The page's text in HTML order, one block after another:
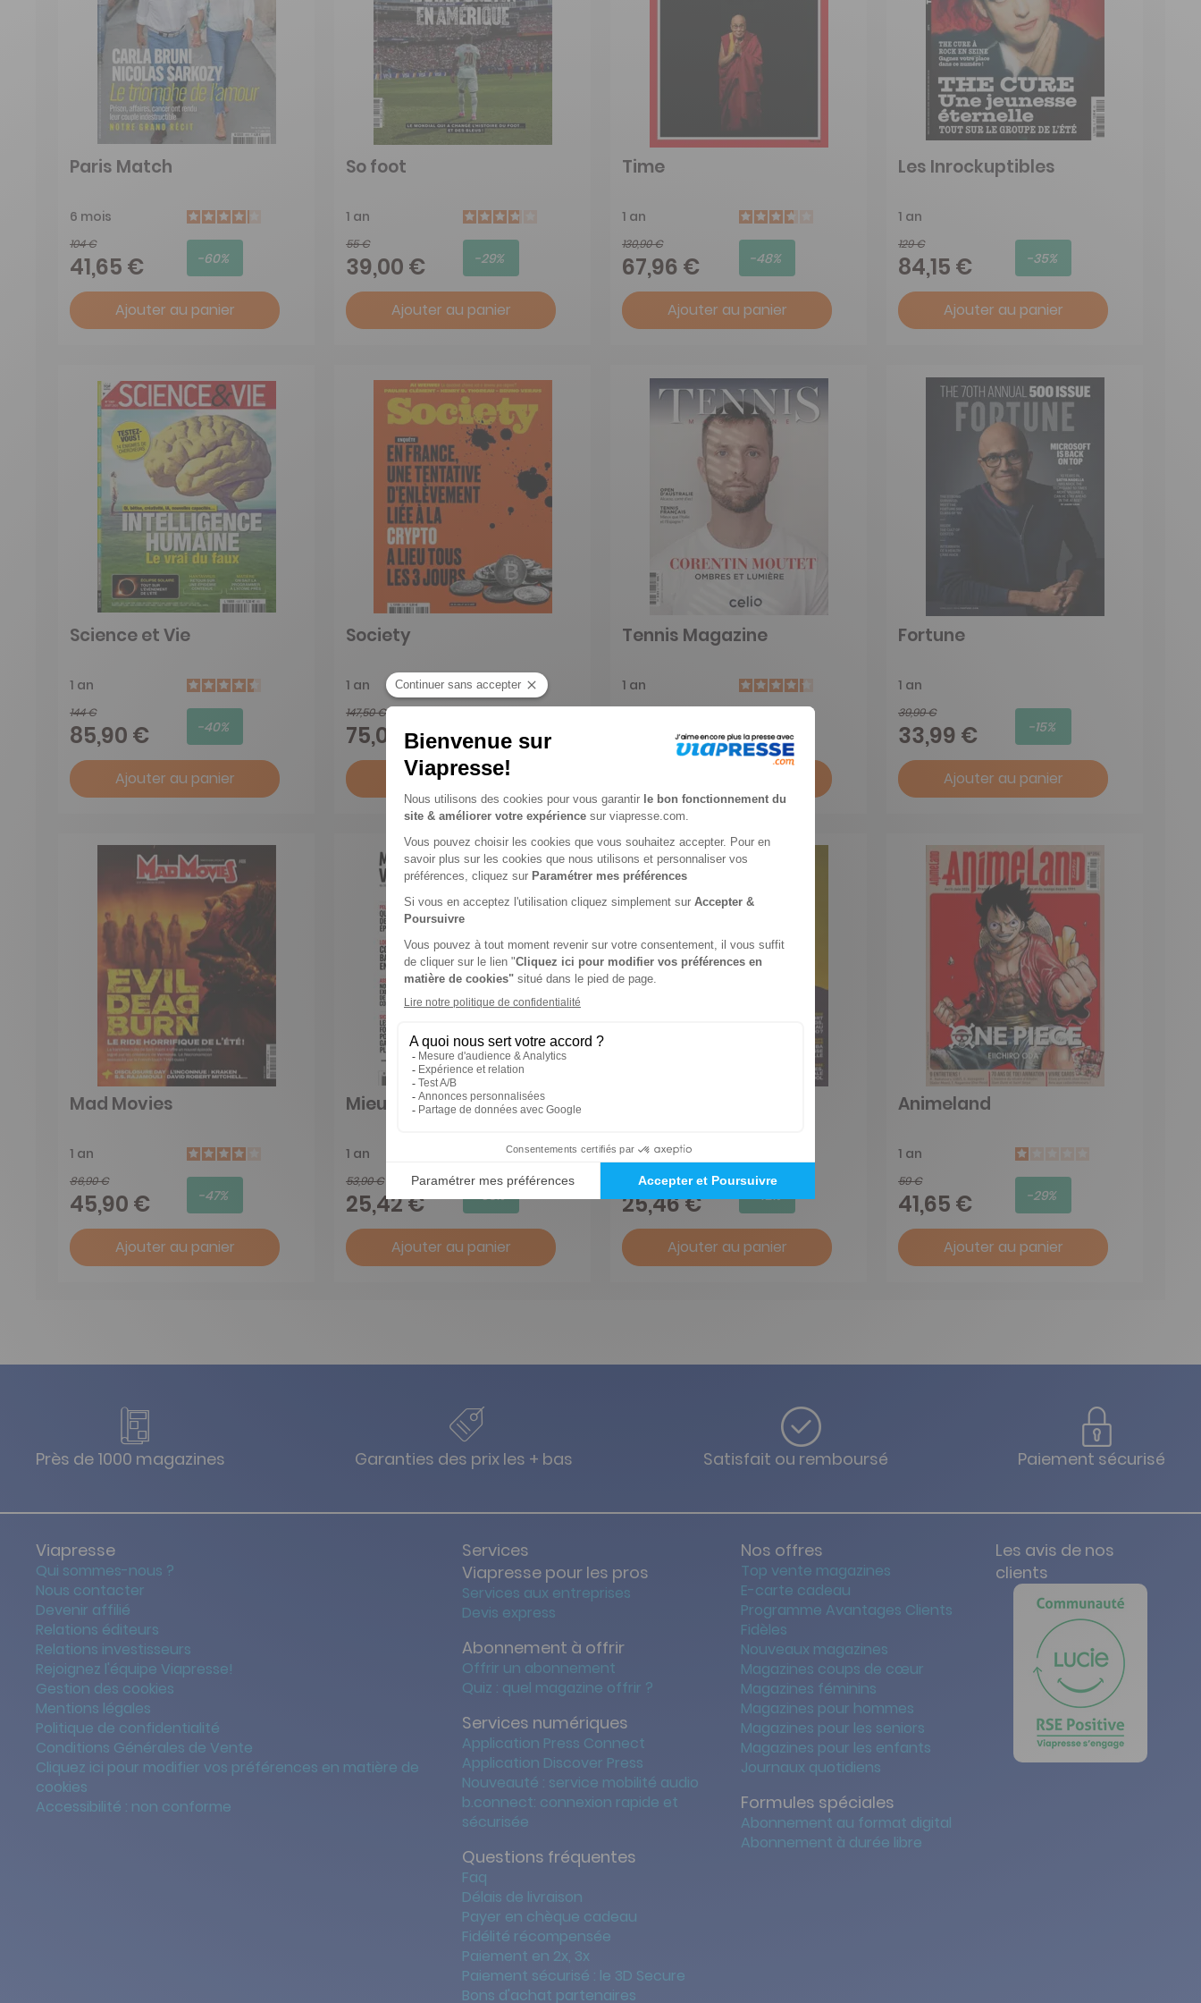
Paris Match
6 mois
104 €
41,65 € -60%
Ajouter au panier
So foot
1 an
55 €
39,00 € -29%
Ajouter au panier
Time
1 an
130,90 €
67,96 € -48%
Ajouter au panier
Les Inrockuptibles
1 an
129 €
84,15 € -35%
Ajouter au panier
Science et Vie
1 an
144 €
85,90 € -40%
Ajouter au panier
Society
1 an
147,50 €
75,00 €
Ajouter au panier
Tennis Magazine
1 an
29,75 €
Fortune
1 an
39,99 €
33,99 € -15%
Ajouter au panier
Mad Movies
1 an
86,90 €
45,90 € -47%
Ajouter au panier
Mieux Vivre Votre Argent
1 an
53,90 €
25,42 € -53%
Ajouter au panier
1 an
44 €
25,46 € -42%
Ajouter au panier
Animeland
1 an
59 €
41,65 € -29%
Ajouter au panier
Près de 1000 magazines Garanties des prix les + bas Satisfait ou remboursé Paiement sécurisé
Viapresse
Qui sommes-nous ?
Nous contacter
Devenir affilié
Relations éditeurs
Relations investisseurs
Rejoignez l'équipe Viapresse!
Gestion des cookies
Mentions légales
Politique de confidentialité
Conditions Générales de Vente
Cliquez ici pour modifier vos préférences en matière de
cookies
Accessibilité : non conforme
Services
Viapresse pour les pros
Services aux entreprises
Devis express
Abonnement à offrir
Offrir un abonnement
Quiz : quel magazine offrir ?
Services numériques
Application Press Connect
Application Discover Press
Nouveauté : service mobilité audio
b.connect: connexion rapide et
sécurisée
Questions fréquentes
Faq
Délais de livraison
Payer en chèque cadeau
Fidélité récompensée
Paiement en 2x, 3x
Paiement sécurisé : le 3D Secure
Bons d'achat partenaires
Nos offres
Top vente magazines
E-carte cadeau
Programme Avantages Clients
Fidèles
Nouveaux magazines
Magazines coups de cœur
Magazines féminins
Magazines pour hommes
Magazines pour les seniors
Magazines pour les enfants
Journaux quotidiens
Formules spéciales
Abonnement au format digital
Abonnement à durée libre
Les avis de nos
clients